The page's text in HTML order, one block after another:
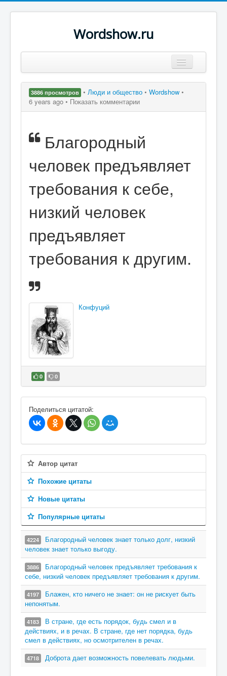
Wordshow.ru
Популярные цитаты
Поиск
3886 просмотров • Люди и общество • Wordshow •
6 years ago • Показать комментарии
Благородный
человек предъявляет
требования к себе,
низкий человек
предъявляет
требования к другим.
Конфуций
0 0
В избранное
Поделиться цитатой:
Автор цитат
Похожие цитаты
Новые цитаты
Популярные цитаты
4224
Благородный человек знает только долг, низкий
человек знает только выгоду.
3886
Благородный человек предъявляет требования к
себе, низкий человек предъявляет требования к другим.
4197
Блажен, кто ничего не знает: он не рискует быть
непонятым.
4183
В стране, где есть порядок, будь смел и в
действиях, и в речах. В стране, где нет порядка, будь
смел в действиях, но осмотрителен в речах.
4718 Доброта дает возможность повелевать людьми.